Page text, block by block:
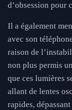
d’obsession pour
Il a également
avec son
raison de
non plus permis
que ces lumières
allant de lentes
rapides,